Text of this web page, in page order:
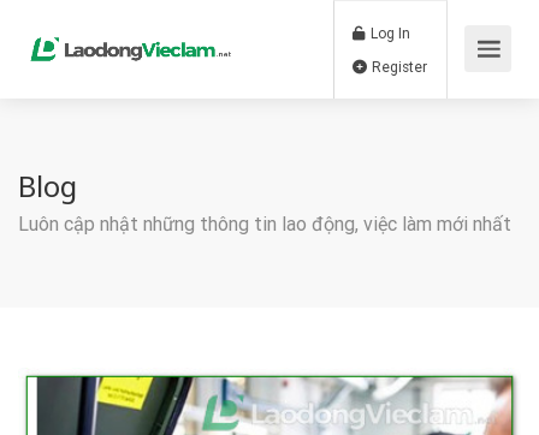
Log In
Blog
Luôn cập nhật những thông tin lao động, việc làm mới nhất